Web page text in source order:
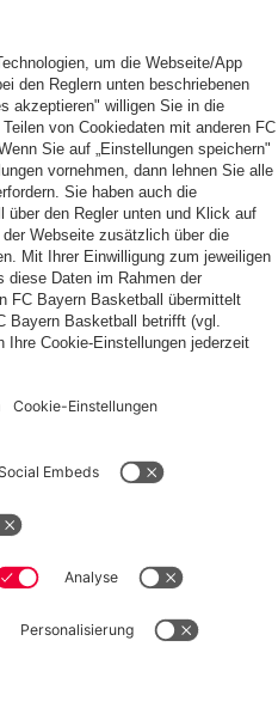
INTERESSIEREN
Basketball GmbH